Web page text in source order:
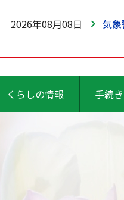
2026年08月08日 気
くらしの情報 手続